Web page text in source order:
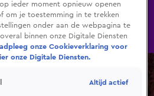
Programma's De Bondgenoten
Shop
ieder moment opnieuw openen
om je toestemming in te trekken
onder aan de webpagina te
binnen onze Digitale Diensten
onze Cookieverklaring voor
onze Digitale Diensten.
Altijd actief